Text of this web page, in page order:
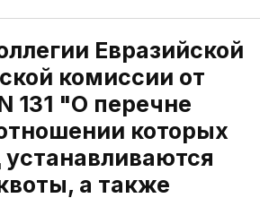
Евразийской
комиссии от
131 "О перечне
которых
устанавливаются
а также